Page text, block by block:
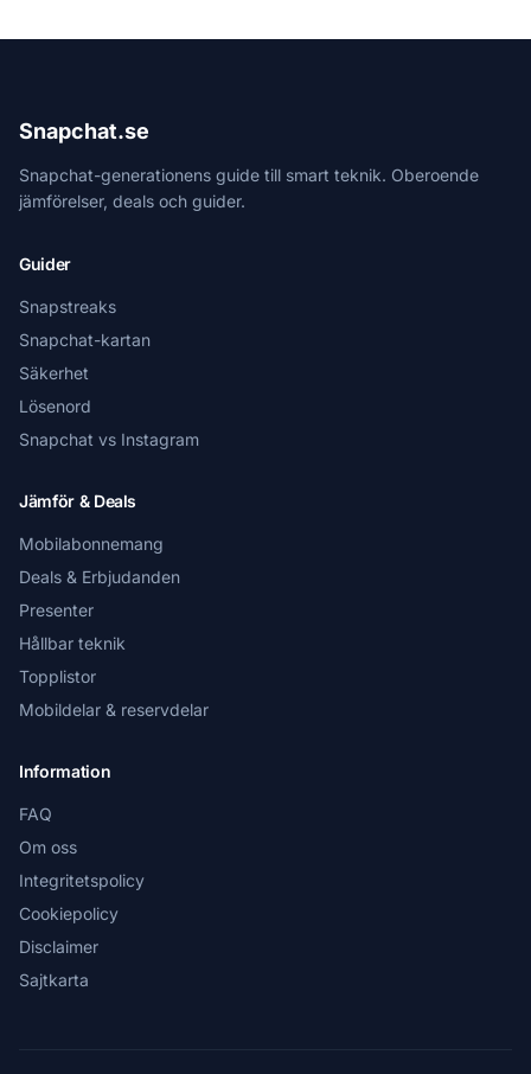
Snapchat.se
Snapchat-generationens guide till smart teknik. Oberoende
jämförelser, deals och guider.
Guider
Snapstreaks
Snapchat-kartan
Säkerhet
Lösenord
Snapchat vs Instagram
Jämför & Deals
Mobilabonnemang
Deals & Erbjudanden
Presenter
Hållbar teknik
Topplistor
Mobildelar & reservdelar
Information
FAQ
Om oss
Integritetspolicy
Cookiepolicy
Disclaimer
Sajtkarta